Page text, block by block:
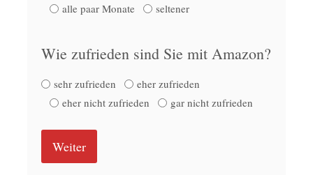
alle paar Monate
seltener
Wie zufrieden sind Sie mit Amazon?
sehr zufrieden
eher zufrieden
eher nicht zufrieden
gar nicht zufrieden
Weiter